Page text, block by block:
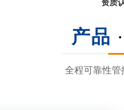
资质
产品 ·
全程可靠性管